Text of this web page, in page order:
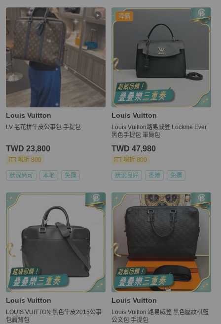
Louis Vuitton
LV 老花拼牛皮公事包 手提包
TWD 23,800
現折 800
狀況尚可 本地 免運
降價
Louis Vuitton
Louis Vuitton路易威登 Lockme Ever
黑色手提包 單肩包
TWD 47,980
現折 800
狀況良好 香港 免運
Louis Vuitton
LOUIS VUITTON 黑色牛皮2015公事
包肩背包
Louis Vuitton
Louis Vuitton 路易威登 黑色壓紋棋盤
公文包 手提包